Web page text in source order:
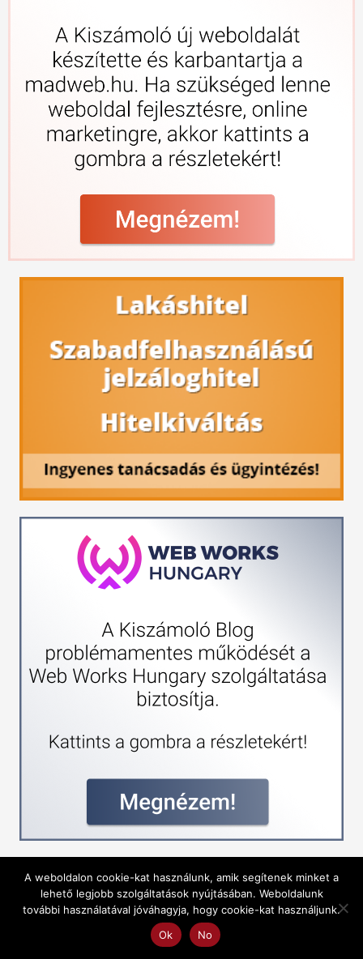
A weboldalon cookie-kat használunk, amik segítenek minket a
lehető legjobb szolgáltatások nyújtásában. Weboldalunk
további használatával jóváhagyja, hogy cookie-kat használjunk.
Ok
No